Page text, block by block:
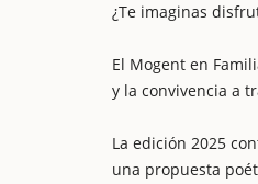
¿Te imaginas
El Mogent en
y la convivencia a
La edición 2025
una propuesta